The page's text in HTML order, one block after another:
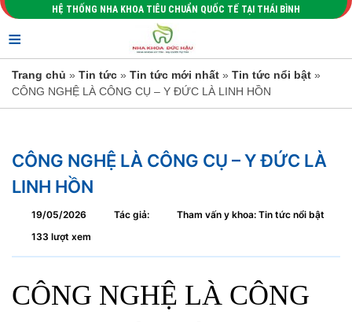
HỆ THỐNG NHA KHOA TIÊU CHUẨN QUỐC TẾ TẠI THÁI BÌNH
≡
Trang chủ » Tin tức » Tin tức mới nhất » Tin tức nổi bật »
CÔNG NGHỆ LÀ CÔNG CỤ – Y ĐỨC LÀ LINH HỒN
CÔNG NGHỆ LÀ CÔNG CỤ – Y ĐỨC LÀ
LINH HỒN
19/05/2026 Tác giả:
Tham vấn y khoa: Tin tức nổi bật
133 lượt xem
CÔNG NGHỆ LÀ CÔNG